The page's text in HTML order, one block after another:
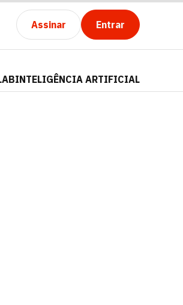
Assinar Entrar
INTELIGÊNCIA ARTIFICIAL